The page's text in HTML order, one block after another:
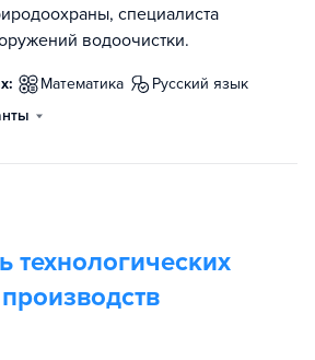
специалиста
водоочистки.
математика
русский язык
технологических